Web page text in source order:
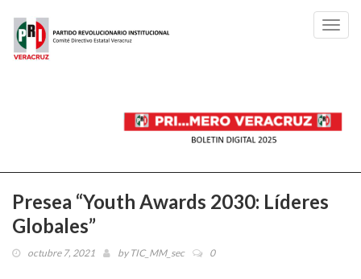
Presea “Youth Awards 2030: Líderes
Globales”
octubre 7, 2021 by TIC_MM_sec 0